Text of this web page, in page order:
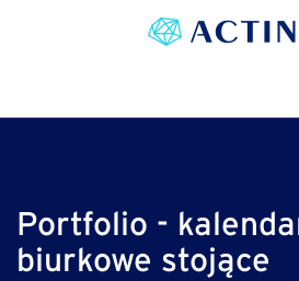
Portfolio -
biurkowe stojące